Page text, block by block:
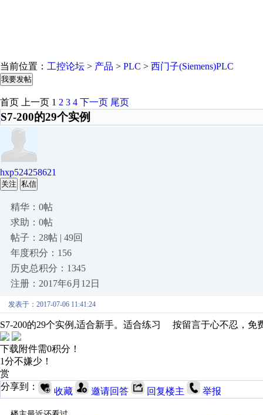
当前位置： 工控论坛 > 产品 > PLC > 西门子(Siemens)PLC
我要发帖
首页 上一页 1 2 3 4 下一页 尾页
S7-200的29个实例
hxp524258621
关注 私信
精华：0帖
求助：0帖
帖子：28帖 | 49回
年度积分：156
历史总积分：1345
注册：2017年6月12日
发表于：2017-07-06 11:41:24
S7-200的29个实例,适合新手。适合练习 按留言于心不忍，免
下载附件需0积分！
1分不嫌少！
赏
分享到：
收藏 邀请回答 回复楼主 举报